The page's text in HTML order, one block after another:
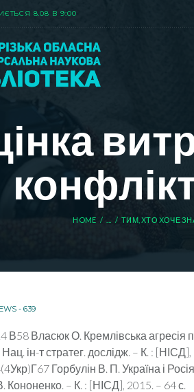
8.08 В 9:00
HOME ... ТИМ, ХТО ХОЧЕ
- 639
В58 Власюк О. Кремлівська агресія
ін-т стратег. дослідж. – К. :
Горбулін В. П. Україна і
Кононенко. – К. : [НІСД], 2015. – 64 с.